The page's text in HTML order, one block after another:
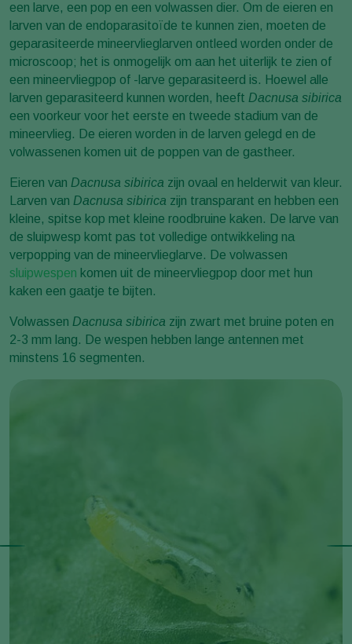
een larve, een pop en een volwassen dier. Om de eieren en
larven van de endoparasitoïde te kunnen zien, moeten de
geparasiteerde mineervlieglarven ontleed worden onder de
microscoop; het is onmogelijk om aan het uiterlijk te zien of
een mineervliegpop of -larve geparasiteerd is. Hoewel alle
larven geparasiteerd kunnen worden, heeft Dacnusa sibirica
een voorkeur voor het eerste en tweede stadium van de
mineervlieg. De eieren worden in de larven gelegd en de
volwassenen komen uit de poppen van de gastheer.
Eieren van Dacnusa sibirica zijn ovaal en helderwit van kleur.
Larven van Dacnusa sibirica zijn transparant en hebben een
kleine, spitse kop met kleine roodbruine kaken. De larve van
de sluipwesp komt pas tot volledige ontwikkeling na
verpopping van de mineervlieglarve. De volwassen
sluipwespen komen uit de mineervliegpop door met hun
kaken een gaatje te bijten.
Volwassen Dacnusa sibirica zijn zwart met bruine poten en
2-3 mm lang. De wespen hebben lange antennen met
minstens 16 segmenten.